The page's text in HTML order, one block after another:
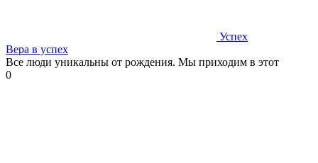
Успех
Вера в успех
Все люди уникальны от рождения. Мы приходим в этот
0